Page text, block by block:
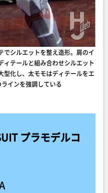
シルエットを整え造形。肩のイ
ィテールと組み合わせシルエット
型化し、太モモはディテールをエ
インを強調している
プラモデルコ